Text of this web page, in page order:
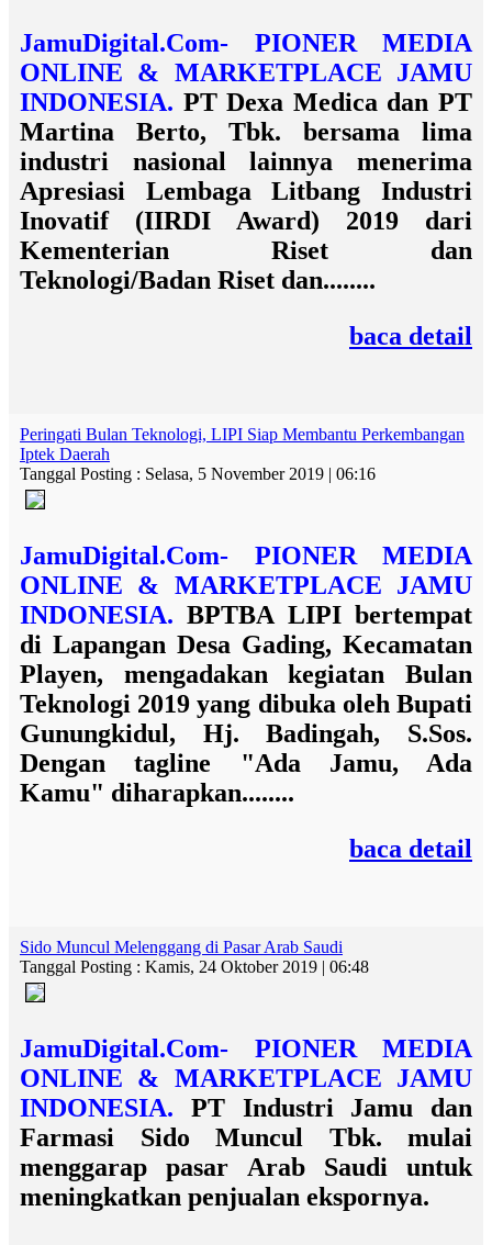
JamuDigital.Com- PIONER MEDIA
ONLINE & MARKETPLACE JAMU
INDONESIA. PT Dexa Medica danPT
Martina Berto, Tbk. bersama lima
industri nasional lainnya menerima
Apresiasi Lembaga Litbang Industri
Inovatif (IIRDI Award) 2019 dari
Kementerian Riset dan
Teknologi/Badan Riset dan........
baca detail
Peringati Bulan Teknologi, LIPI Siap Membantu Perkembangan
Iptek Daerah
Tanggal Posting : Selasa, 5 November 2019 | 06:16
JamuDigital.Com- PIONER MEDIA
ONLINE & MARKETPLACE JAMU
INDONESIA. BPTBA LIPI bertempat
di Lapangan Desa Gading, Kecamatan
Playen, mengadakan kegiatan Bulan
Teknologi 2019 yang dibuka oleh Bupati
Gunungkidul, Hj. Badingah, S.Sos.
Dengan tagline "Ada Jamu, Ada
Kamu" diharapkan........
baca detail
Sido Muncul Melenggang di Pasar Arab Saudi
Tanggal Posting : Kamis, 24 Oktober 2019 | 06:48
JamuDigital.Com- PIONER MEDIA
ONLINE & MARKETPLACE JAMU
INDONESIA. PT Industri Jamu dan
Farmasi Sido Muncul Tbk. mulai
menggarap pasar Arab Saudi untuk
meningkatkan penjualan ekspornya.